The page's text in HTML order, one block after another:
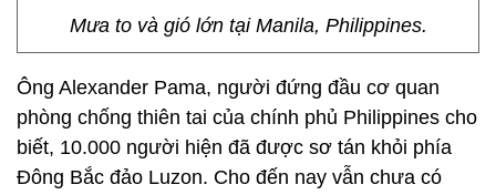
Mưa to và gió lớn tại Manila, Philippines.
Ông Alexander Pama, người đứng đầu cơ quan
phòng chống thiên tai của chính phủ Philippines cho
biết, 10.000 người hiện đã được sơ tán khỏi phía
Đông Bắc đảo Luzon. Cho đến nay vẫn chưa có